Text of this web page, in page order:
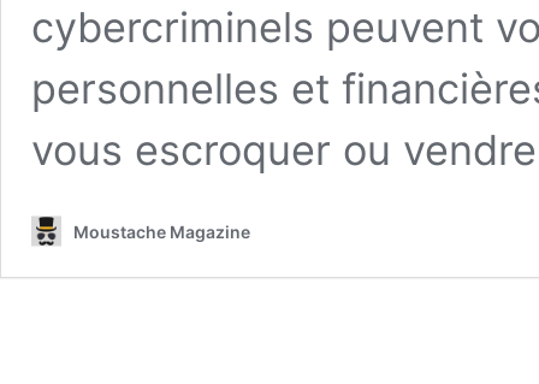
cybercriminels peuvent
personnelles et
vous escroquer ou
Moustache Magazine